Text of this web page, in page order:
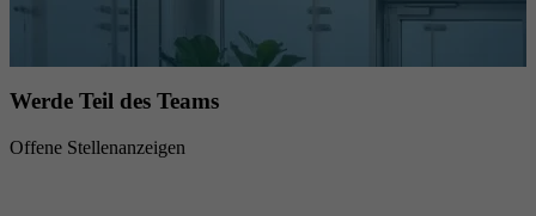
Werde Teil des Teams
Offene Stellenanzeigen